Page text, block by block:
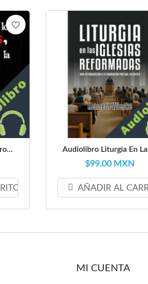
favorite_border
Audiolibro Liturgia En
$99.00 MXN
AÑADIR AL
MI CUENTA